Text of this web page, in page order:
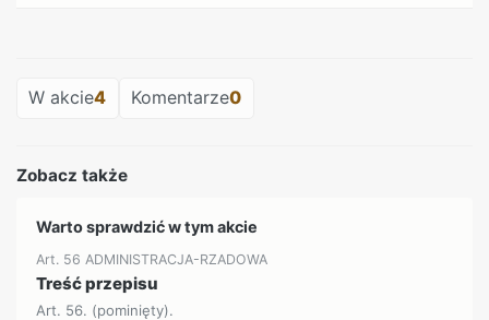
W akcie4 Komentarze0
Zobacz także
Warto sprawdzić w tym akcie
Art. 56 ADMINISTRACJA-RZADOWA
Treść przepisu
Art. 56. (pominięty).